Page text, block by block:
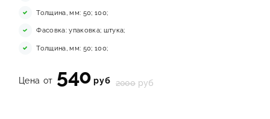
Толщина, мм: 50; 100;
Фасовка: упаковка; штука;
Толщина, мм: 50; 100;
Цена от 540 руб 2000 руб